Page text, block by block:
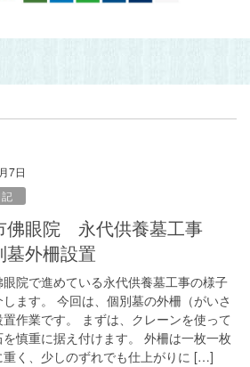
7日
墓外柵設置
院で進めている永代供養墓工事の様子
ます。 今回は、個別墓の外柵（がいさ
置作業です。 まずは、クレーンを使って
慎重に据え付けます。 外柵は一枚一枚
重く、少しのずれでも仕上がりに […]